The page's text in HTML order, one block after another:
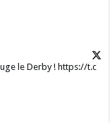
le Derby ! https://t.c